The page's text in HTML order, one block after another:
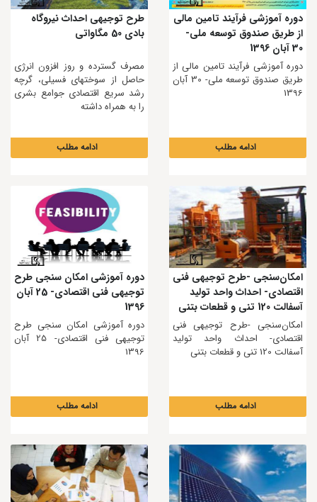
دوره آموزشی فرآیند تامین مالی
از طریق صندوق توسعه ملی-
30 آبان 1396
دوره آموزشی فرآیند تامین مالی از
طریق صندوق توسعه ملی- 30 آبان
1396
ادامه مطلب
طرح توجیهی احداث نیروگاه
بادی 50 مگاواتی
مصرف گسترده و روز افزون انرژی
حاصل از سوختهای فسیلی، گرچه
رشد سریع اقتصادی جوامع بشری
را به همراه داشته
ادامه مطلب
امکان‌سنجی -طرح توجیهی فنی
اقتصادی- احداث واحد تولید
آسفالت 120 تنی و قطعات بتنی
امکان‌سنجی -طرح توجیهی فنی
اقتصادی- احداث واحد تولید
آسفالت 120 تنی و قطعات بتنی
ادامه مطلب
دوره آموزشی امکان سنجی طرح
توجیهی فنی اقتصادی- 25 آبان
1396
دوره آموزشی امکان سنجی طرح
توجیهی فنی اقتصادی- 25 آبان
1396
ادامه مطلب